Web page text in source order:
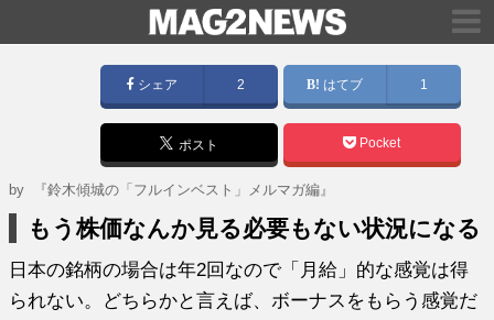
シェア 2 はてブ 1
ポスト Pocket
by 『鈴木傾城の「フルインベスト」メルマガ編』
もう株価なんか見る必要もない状況になる
日本の銘柄の場合は年2回なので「月給」的な感覚は得
られない。どちらかと言えば、ボーナスをもらう感覚だ